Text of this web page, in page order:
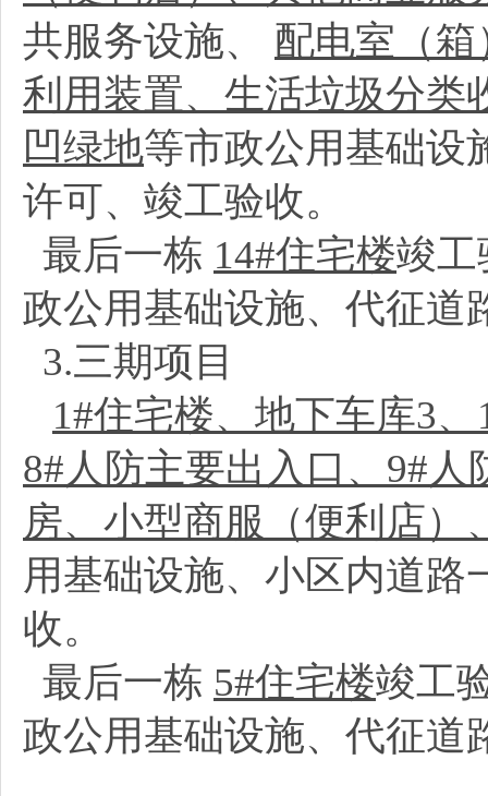
共服务设施、 配电室（
利用装置、生活垃圾分类
凹绿地等市政公用基础设
许可、竣工验收。
最后一栋 14#住宅楼竣工
政公用基础设施、代征道
3.三期项目
1#住宅楼、地下车库3
8#人防主要出入口、9#人
房、小型商服（便利店）
用基础设施、小区内道路
收。
最后一栋 5#住宅楼竣工
政公用基础设施、代征道